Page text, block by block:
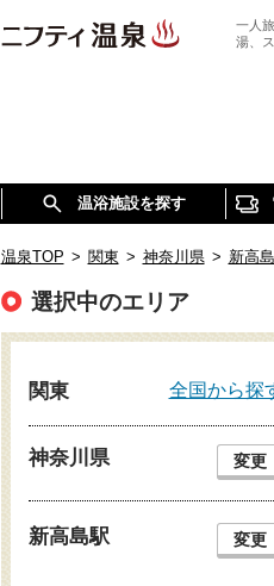
一人
湯、
温浴施設を探す
温泉TOP > 関東 > 神奈川県 > 新高
選択中のエリア
関東 全国から探
神奈川県 変更
新高島駅 変更